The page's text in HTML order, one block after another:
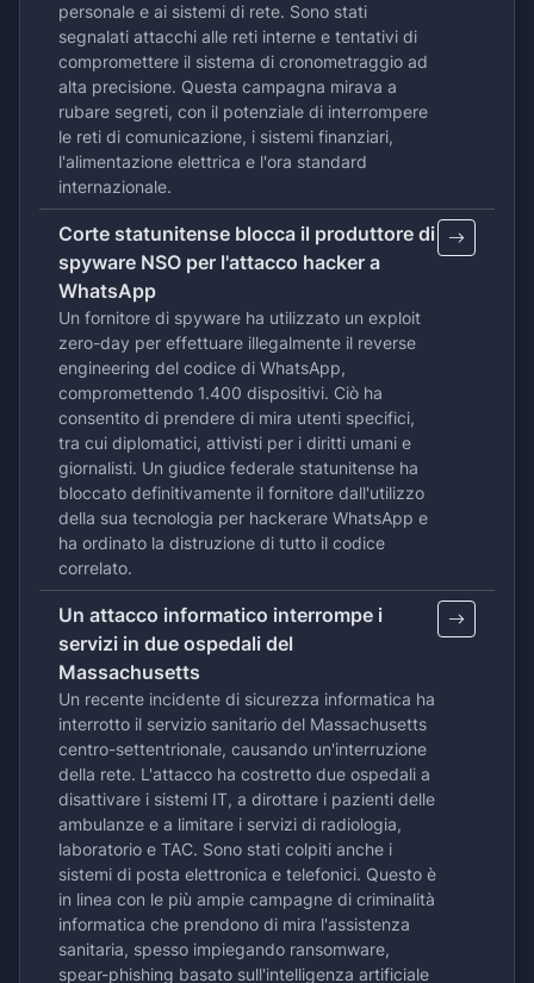
personale e ai sistemi di rete. Sono stati
segnalati attacchi alle reti interne e tentativi di
compromettere il sistema di cronometraggio ad
alta precisione. Questa campagna mirava a
rubare segreti, con il potenziale di interrompere
le reti di comunicazione, i sistemi finanziari,
l'alimentazione elettrica e l'ora standard
internazionale.
Corte statunitense blocca il produttore di
spyware NSO per l'attacco hacker a
WhatsApp
Un fornitore di spyware ha utilizzato un exploit
zero-day per effettuare illegalmente il reverse
engineering del codice di WhatsApp,
compromettendo 1.400 dispositivi. Ciò ha
consentito di prendere di mira utenti specifici,
tra cui diplomatici, attivisti per i diritti umani e
giornalisti. Un giudice federale statunitense ha
bloccato definitivamente il fornitore dall'utilizzo
della sua tecnologia per hackerare WhatsApp e
ha ordinato la distruzione di tutto il codice
correlato.
Un attacco informatico interrompe i
servizi in due ospedali del
Massachusetts
Un recente incidente di sicurezza informatica ha
interrotto il servizio sanitario del Massachusetts
centro-settentrionale, causando un'interruzione
della rete. L'attacco ha costretto due ospedali a
disattivare i sistemi IT, a dirottare i pazienti delle
ambulanze e a limitare i servizi di radiologia,
laboratorio e TAC. Sono stati colpiti anche i
sistemi di posta elettronica e telefonici. Questo è
in linea con le più ampie campagne di criminalità
informatica che prendono di mira l'assistenza
sanitaria, spesso impiegando ransomware,
spear-phishing basato sull'intelligenza artificiale